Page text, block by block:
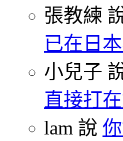
張教練
已在日
小兒子
直接打
lam 說